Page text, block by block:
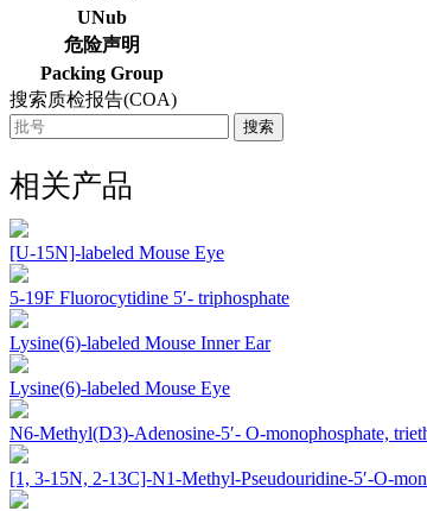
UNub
危险声明
Packing Group
搜索质检报告(COA)
搜索
相关产品
[U-15N]-labeled Mouse Eye
5-19F Fluorocytidine 5′- triphosphate
Lysine(6)-labeled Mouse Inner Ear
Lysine(6)-labeled Mouse Eye
N6-Methyl(D3)-Adenosine-5′- O-monophosphate,
[1, 3-15N, 2-13C]-N1-Methyl-Pseudouridine-5′-O-